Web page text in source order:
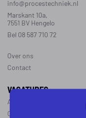
info@procestechniek.nl
Marskant 10a,
7551 BV Hengelo
Bel 08 587 710 72
Over ons
Contact
VACATURES
Alle vacatures
Operator vacatures